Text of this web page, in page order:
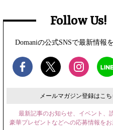
Follow Us!
Domaniの公式SNSで最新情報
メールマガジン登録はこち
最新記事のお知らせ、イベント、
豪華プレゼントなどへの応募情報をお